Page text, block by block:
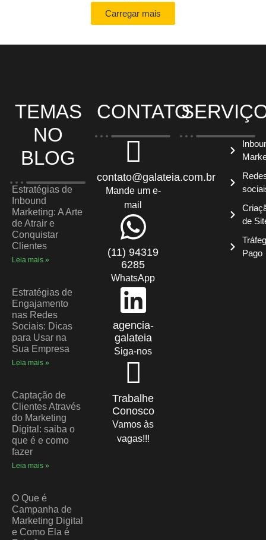
Carregar mais
TEMAS
NO
BLOG
Estratégias de
Inbound
Marketing: A Arte
de Atrair e
Conquistar
Clientes
Leia mais »
Estratégias de
Engajamento
nas Redes
Sociais: Dicas
para Usar na
Sua Empresa
Leia mais »
Captação de
Clientes Através
do Marketing
Digital: saiba o
que é e como
fazer
Leia mais »
O Que é
Campanha de
Marketing Digital
e Como Ela é
CONTATO
contato@galateia.com.br
Mande um e-
mail
(11) 94319
6285
WhatsApp
agencia-
galateia
Siga-nos
Trabalhe
Conosco
Vamos às
vagas!!!
de
Pago